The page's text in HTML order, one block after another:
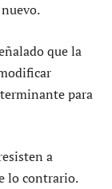
que la
para
a
lo contrario.